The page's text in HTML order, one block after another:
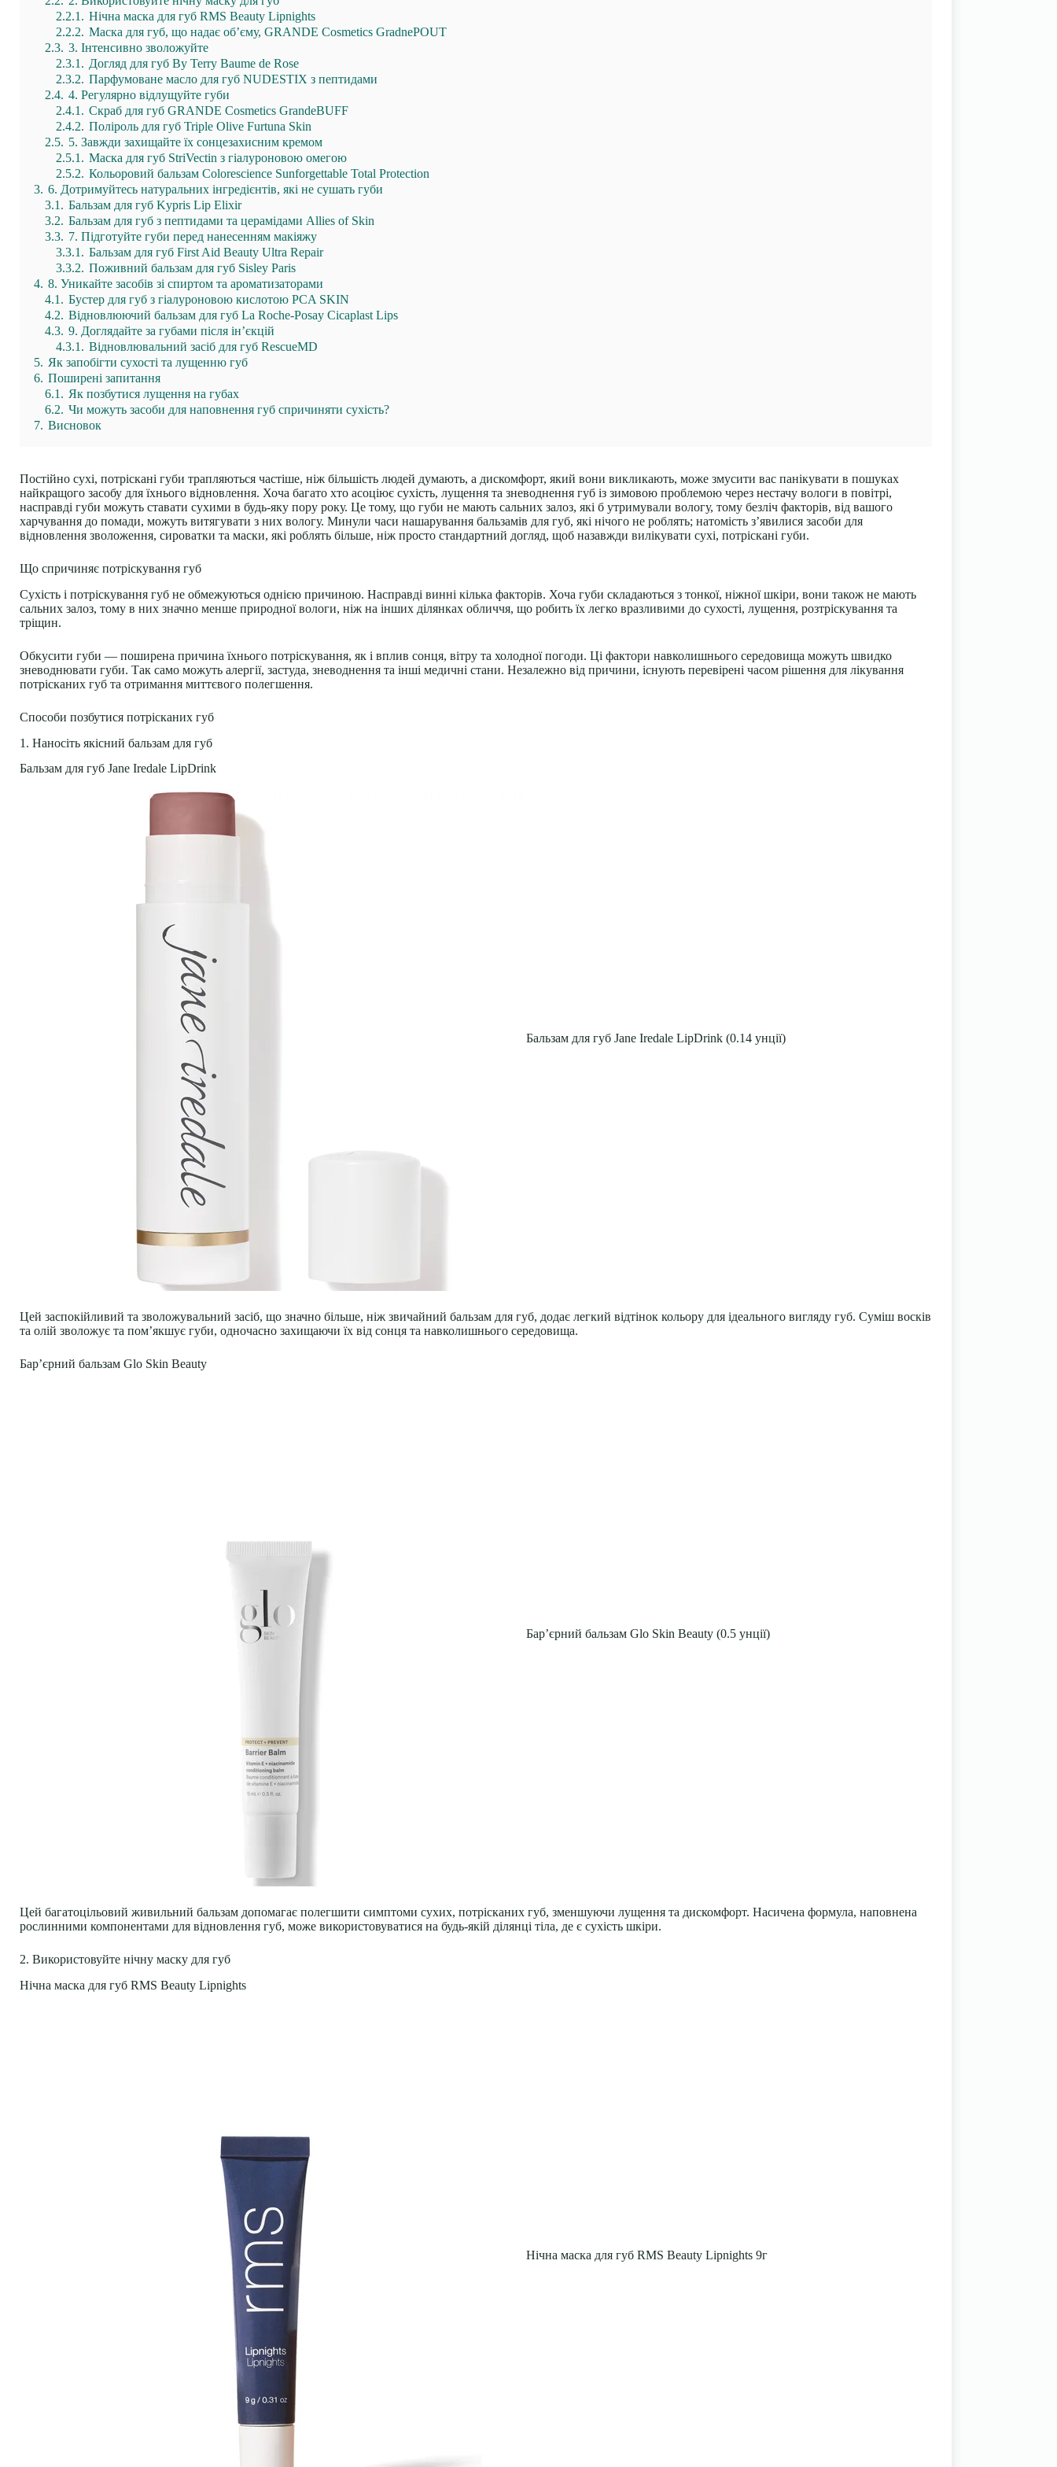
2.2.1. Нічна маска для губ RMS Beauty Lipnights
2.2.2. Маска для губ, що надає об’єму, GRANDE Cosmetics GradnePOUT
2.3. 3. Інтенсивно зволожуйте
2.3.1. Догляд для губ By Terry Baume de Rose
2.3.2. Парфумоване масло для губ NUDESTIX з пептидами
2.4. 4. Регулярно відлущуйте губи
2.4.1. Скраб для губ GRANDE Cosmetics GrandeBUFF
2.4.2. Поліроль для губ Triple Olive Furtuna Skin
2.5. 5. Завжди захищайте їх сонцезахисним кремом
2.5.1. Маска для губ StriVectin з гіалуроновою омегою
2.5.2. Кольоровий бальзам Colorescience Sunforgettable Total Protection
3. 6. Дотримуйтесь натуральних інгредієнтів, які не сушать губи
3.1. Бальзам для губ Kypris Lip Elixir
3.2. Бальзам для губ з пептидами та церамідами Allies of Skin
3.3. 7. Підготуйте губи перед нанесенням макіяжу
3.3.1. Бальзам для губ First Aid Beauty Ultra Repair
3.3.2. Поживний бальзам для губ Sisley Paris
4. 8. Уникайте засобів зі спиртом та ароматизаторами
4.1. Бустер для губ з гіалуроновою кислотою PCA SKIN
4.2. Відновлюючий бальзам для губ La Roche-Posay Cicaplast Lips
4.3. 9. Доглядайте за губами після ін’єкцій
4.3.1. Відновлювальний засіб для губ RescueMD
5. Як запобігти сухості та лущенню губ
6. Поширені запитання
6.1. Як позбутися лущення на губах
6.2. Чи можуть засоби для наповнення губ спричиняти сухість?
7. Висновок
Постійно сухі, потріскані губи трапляються частіше, ніж більшість людей думають, а дискомфорт, який вони викликають, може змусити вас панікувати в пошуках
найкращого засобу для їхнього відновлення. Хоча багато хто асоціює сухість, лущення та зневоднення губ із зимовою проблемою через нестачу вологи в повітрі,
насправді губи можуть ставати сухими в будь-яку пору року. Це тому, що губи не мають сальних залоз, які б утримували вологу, тому безліч факторів, від вашого
харчування до помади, можуть витягувати з них вологу. Минули часи нашарування бальзамів для губ, які нічого не роблять; натомість з’явилися засоби для
відновлення зволоження, сироватки та маски, які роблять більше, ніж просто стандартний догляд, щоб назавжди вилікувати сухі, потріскані губи.
Що спричиняє потріскування губ
Сухість і потріскування губ не обмежуються однією причиною. Насправді винні кілька факторів. Хоча губи складаються з тонкої, ніжної шкіри, вони також не мають
сальних залоз, тому в них значно менше природної вологи, ніж на інших ділянках обличчя, що робить їх легко вразливими до сухості, лущення, розтріскування та
тріщин.
Обкусити губи — поширена причина їхнього потріскування, як і вплив сонця, вітру та холодної погоди. Ці фактори навколишнього середовища можуть швидко
зневоднювати губи. Так само можуть алергії, застуда, зневоднення та інші медичні стани. Незалежно від причини, існують перевірені часом рішення для лікування
потрісканих губ та отримання миттєвого полегшення.
Способи позбутися потрісканих губ
1. Наносіть якісний бальзам для губ
Бальзам для губ Jane Iredale LipDrink
Бальзам для губ Jane Iredale LipDrink (0.14 унції)
Цей заспокійливий та зволожувальний засіб, що значно більше, ніж звичайний бальзам для губ, додає легкий відтінок кольору для ідеального вигляду губ. Суміш восків
та олій зволожує та пом’якшує губи, одночасно захищаючи їх від сонця та навколишнього середовища.
Бар’єрний бальзам Glo Skin Beauty
Бар’єрний бальзам Glo Skin Beauty (0.5 унції)
Цей багатоцільовий живильний бальзам допомагає полегшити симптоми сухих, потрісканих губ, зменшуючи лущення та дискомфорт. Насичена формула, наповнена
рослинними компонентами для відновлення губ, може використовуватися на будь-якій ділянці тіла, де є сухість шкіри.
2. Використовуйте нічну маску для губ
Нічна маска для губ RMS Beauty Lipnights
Нічна маска для губ RMS Beauty Lipnights 9г